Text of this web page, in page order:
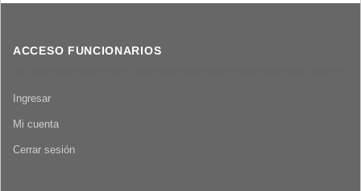
ACCESO FUNCIONARIOS
Ingresar
Mi cuenta
Cerrar sesión